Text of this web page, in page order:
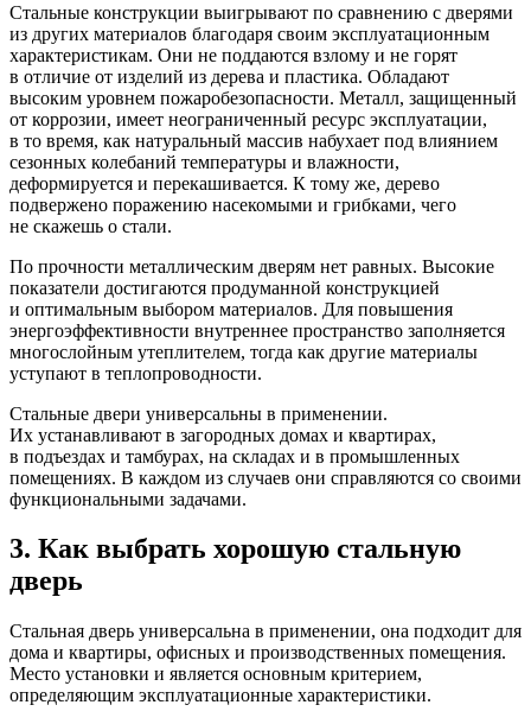
Стальные конструкции выигрывают по сравнению с дверями
из других материалов благодаря своим эксплуатационным
характеристикам. Они не поддаются взлому и не горят
в отличие от изделий из дерева и пластика. Обладают
высоким уровнем пожаробезопасности. Металл, защищенный
от коррозии, имеет неограниченный ресурс эксплуатации,
в то время, как натуральный массив набухает под влиянием
сезонных колебаний температуры и влажности,
деформируется и перекашивается. К тому же, дерево
подвержено поражению насекомыми и грибками, чего
не скажешь о стали.
По прочности металлическим дверям нет равных. Высокие
показатели достигаются продуманной конструкцией
и оптимальным выбором материалов. Для повышения
энергоэффективности внутреннее пространство заполняется
многослойным утеплителем, тогда как другие материалы
уступают в теплопроводности.
Стальные двери универсальны в применении.
Их устанавливают в загородных домах и квартирах,
в подъездах и тамбурах, на складах и в промышленных
помещениях. В каждом из случаев они справляются со своими
функциональными задачами.
3. Как выбрать хорошую стальную
дверь
Стальная дверь универсальна в применении, она подходит для
дома и квартиры, офисных и производственных помещения.
Место установки и является основным критерием,
определяющим эксплуатационные характеристики.